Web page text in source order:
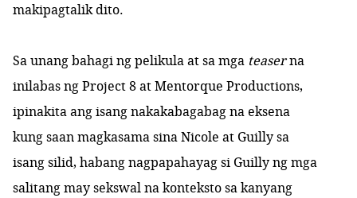
makipagtalik dito.
Sa unang bahagi ng pelikula at sa mga teaserna
inilabas ng Project 8 at Mentorque Productions,
ipinakita ang isang nakakabagabag na eksena
kung saan magkasama sina Nicole at Guilly sa
isang silid, habang nagpapahayag si Guilly ng mga
salitang may sekswal na konteksto sa kanyang